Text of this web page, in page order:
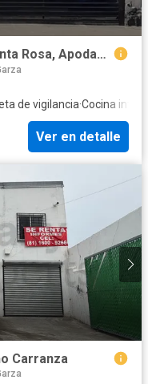
Casa en Renta | Cerradas de Santa Rosa, Apodaca, N.L. | $16,500 mensuales
de vigilancia·Cocina
Ver en detalle
Carranza